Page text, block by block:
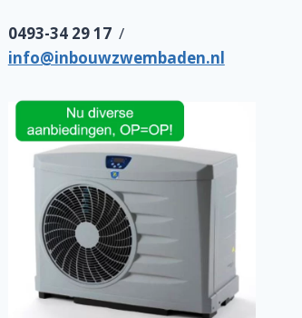
0493-34 29 17/
info@inbouwzwembaden.nl